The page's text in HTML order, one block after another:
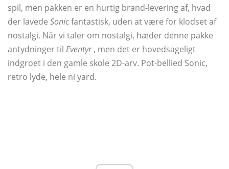
spil, men pakken er en hurtig brand-levering af, hvad
der lavede Sonicfantastisk, uden at være for klodset af
nostalgi. Når vi taler om nostalgi, hæder denne pakke
antydninger til Eventyr, men det er hovedsageligt
indgroet i den gamle skole 2D-arv. Pot-bellied Sonic,
retro lyde, hele ni yard.